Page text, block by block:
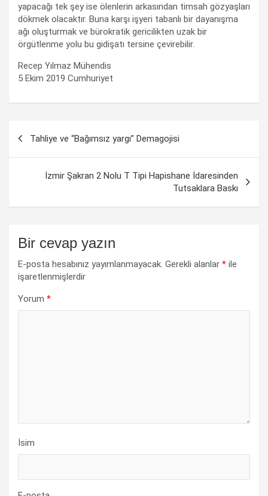
yapacağı tek şey ise ölenlerin arkasından timsah gözyaşları
dökmek olacaktır. Buna karşı işyeri tabanlı bir dayanışma
ağı oluşturmak ve bürokratik gericilikten uzak bir
örgütlenme yolu bu gidişatı tersine çevirebilir.
Recep Yılmaz Mühendis
5 Ekim 2019 Cumhuriyet
dolaşımı
Tahliye ve “Bağımsız yargı” Demagojisi
İzmir Şakran 2 Nolu T Tipi Hapishane İdaresinden
Tutsaklara Baskı
Bir cevap yazın
E-posta hesabınız yayımlanmayacak. Gerekli alanlar * ile
işaretlenmişlerdir
Yorum *
İsim